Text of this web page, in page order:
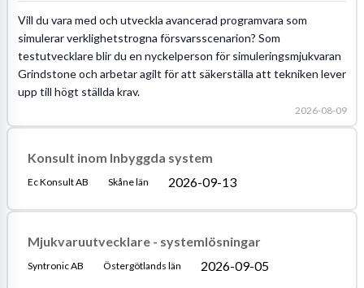
Vill du vara med och utveckla avancerad programvara som
simulerar verklighetstrogna försvarsscenarion? Som
testutvecklare blir du en nyckelperson för simuleringsmjukvaran
Grindstone och arbetar agilt för att säkerställa att tekniken lever
upp till högt ställda krav.
2026-08-09
Konsult inom Inbyggda system
Ec Konsult AB Skåne län 2026-09-13
Mjukvaruutvecklare - systemlösningar
Syntronic AB Östergötlands län 2026-09-05